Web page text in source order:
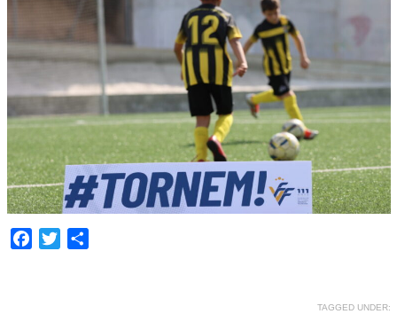
Facebook
Twitter
TAGGED UNDER: